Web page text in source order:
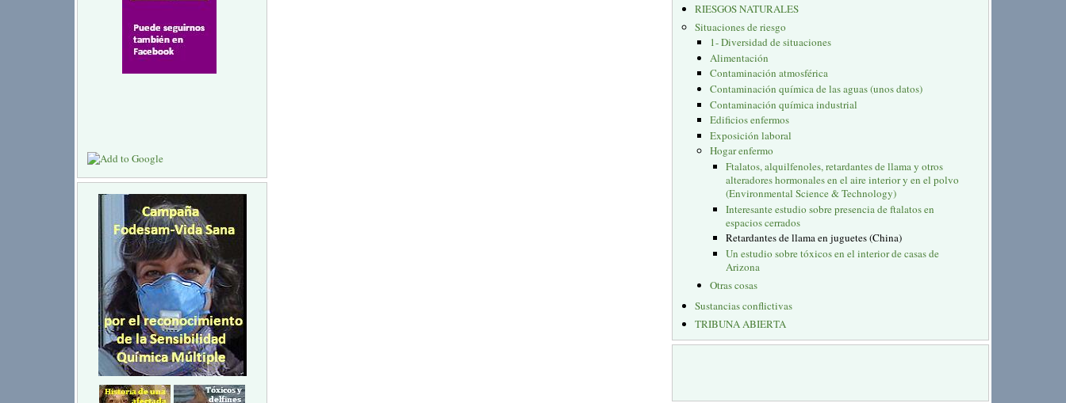
RIESGOS NATURALES
Situaciones de riesgo
1- Diversidad de situaciones
Alimentación
Contaminación atmosférica
Contaminación química de las aguas (unos datos)
Contaminación química industrial
Edificios enfermos
Exposición laboral
Hogar enfermo
Ftalatos, alquilfenoles, retardantes de llama y otros
alteradores hormonales en el aire interior y en el polvo
(Environmental Science & Technology)
Interesante estudio sobre presencia de ftalatos en
espacios cerrados
Retardantes de llama en juguetes (China)
Un estudio sobre tóxicos en el interior de casas de
Arizona
Otras cosas
Sustancias conflictivas
TRIBUNA ABIERTA